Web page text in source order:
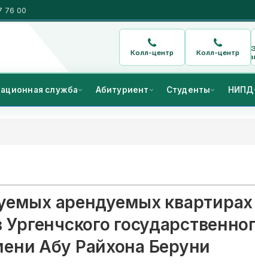
76 00
Колл-центр Колл-центр
служба Абитуриент Студенты НИПД
арендуемых
Абу Райхона Беруни